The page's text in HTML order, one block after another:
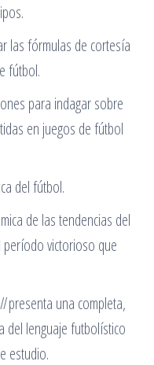
las fórmulas de cortesía
fútbol.
para indagar sobre
en juegos de fútbol
del fútbol.
de las tendencias del
victorioso que
presenta una completa,
del lenguaje futbolístico
estudio.